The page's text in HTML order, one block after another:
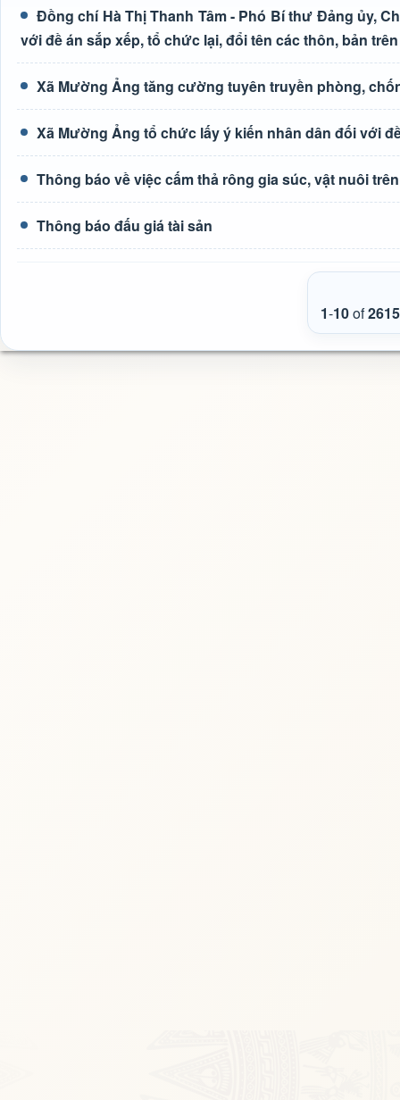
Đồng chí Hà Thị Thanh Tâm - Phó Bí thư Đảng ủy,
với đề án sắp xếp, tổ chức lại, đổi tên các thôn, bản
Xã Mường Ảng tăng cường tuyên truyền phòng,
Xã Mường Ảng tổ chức lấy ý kiến nhân dân đối với
Thông báo về việc cấm thả rông gia súc, vật nuôi
Thông báo đấu giá tài sản
1-10of2615